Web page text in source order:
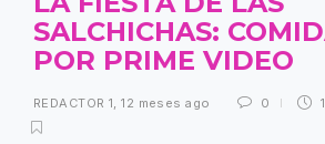
SALCHICHAS:
POR PRIME VIDEO
REDACTOR 1,12 meses ago 0